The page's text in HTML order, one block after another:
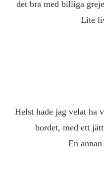
det bra med billiga
Lite
Helst hade jag velat ha
bordet, med ett
En